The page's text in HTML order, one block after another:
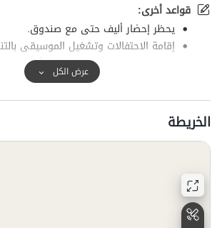
قواعد أخرى:
يحظر إحضار أليف حتى مع صندوق.
إقامة الاحتفالات وتشغيل الموسيقى
يحظر التدخين وسيتم تعويض الأضرار في
عرض الكل
الخريطة